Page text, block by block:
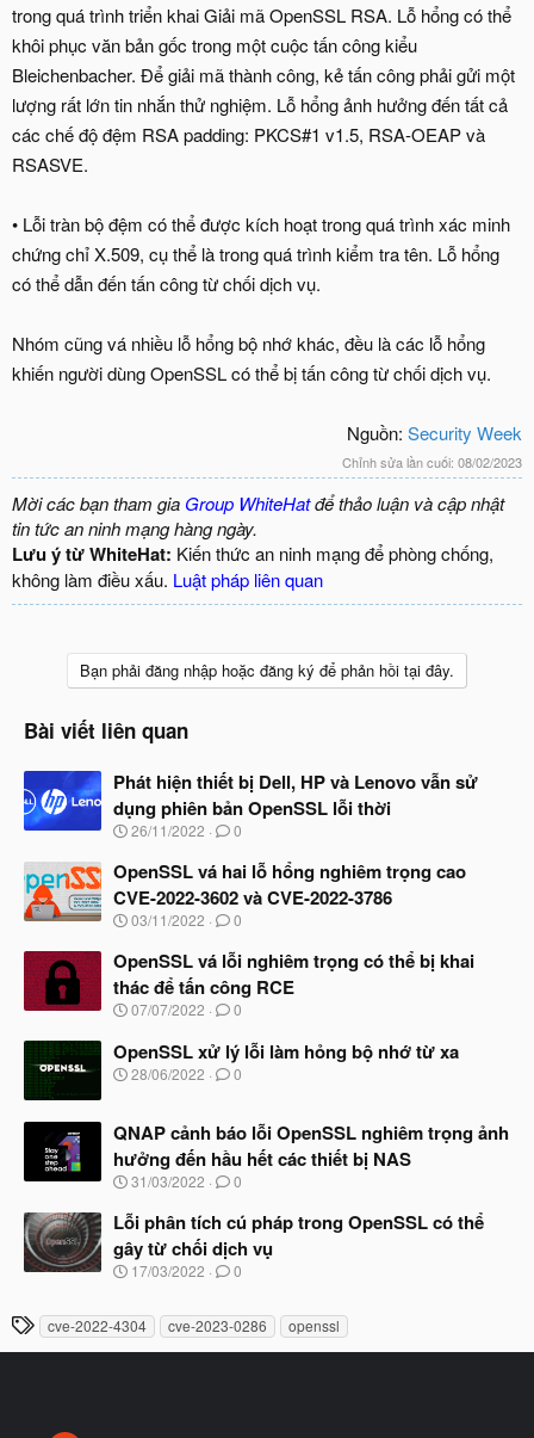
trong quá trình triển khai Giải mã OpenSSL RSA. Lỗ hổng có thể
khôi phục văn bản gốc trong một cuộc tấn công kiểu
Bleichenbacher. Để giải mã thành công, kẻ tấn công phải gửi một
lượng rất lớn tin nhắn thử nghiệm. Lỗ hổng ảnh hưởng đến tất cả
các chế độ đệm RSA padding: PKCS#1 v1.5, RSA-OEAP và
RSASVE.
• Lỗi tràn bộ đệm có thể được kích hoạt trong quá trình xác minh
chứng chỉ X.509, cụ thể là trong quá trình kiểm tra tên. Lỗ hổng
có thể dẫn đến tấn công từ chối dịch vụ.
Nhóm cũng vá nhiều lỗ hổng bộ nhớ khác, đều là các lỗ hổng
khiến người dùng OpenSSL có thể bị tấn công từ chối dịch vụ.
Nguồn: Security Week
Chỉnh sửa lần cuối: 08/02/2023
Mời các bạn tham gia Group WhiteHatđể thảo luận và cập nhật
tin tức an ninh mạng hàng ngày.
Lưu ý từ WhiteHat: Kiến thức an ninh mạng để phòng chống,
không làm điều xấu. Luật pháp liên quan
Bạn phải đăng nhập hoặc đăng ký để phản hồi tại đây.
Bài viết liên quan
Phát hiện thiết bị Dell, HP và Lenovo vẫn sử
dụng phiên bản OpenSSL lỗi thời
N
à
y
b
ắ
đ
ầ
u
26/11/2022 0
OpenSSL vá hai lỗ hổng nghiêm trọng cao
CVE-2022-3602 và CVE-2022-3786
N
à
y
b
ắ
đ
ầ
03/11/2022 0
OpenSSL vá lỗi nghiêm trọng có thể bị khai
thác để tấn công RCE
N
à
y
b
t
đ
ầ
u
07/07/2022 0
OpenSSL xử lý lỗi làm hỏng bộ nhớ từ xa
N
y
ắ
t
ầ
u
28/06/2022 0
QNAP cảnh báo lỗi OpenSSL nghiêm trọng ảnh
hưởng đến hầu hết các thiết bị NAS
N
à
b
ắ
đ
ầ
u
31/03/2022 0
Lỗi phân tích cú pháp trong OpenSSL có thể
gây từ chối dịch vụ
N
y
17/03/2022 0
T
h
cve-2022-4304 cve-2023-0286 openssl